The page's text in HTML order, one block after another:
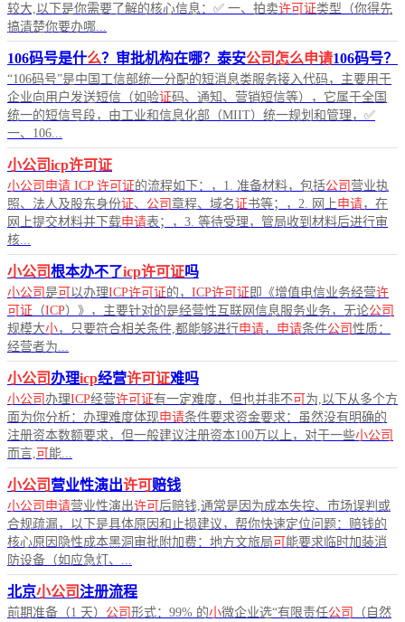
较大,以下是你需要了解的核心信息：✅ 一、拍卖许可证类型（你得先
搞清楚你要办哪...
106码号是什么？审批机构在哪？泰安公司怎么申请106码号？
“106码号”是中国工信部统一分配的短消息类服务接入代码，主要用于
企业向用户发送短信（如验证码、通知、营销短信等），它属于全国
统一的短信号段，由工业和信息化部（MIIT）统一规划和管理，✅
一、106...
小公司icp许可证
小公司申请 ICP 许可证的流程如下：，1. 准备材料，包括公司 营业执
照、法人及股东身份证、 公司章程、域名证书等；，2. 网上申请，在
网上提交材料并下载申请表；，3. 等待受理，管局收到材料后进行审
核...
小公司根本办不了icp许可证吗
小公司是可以办理ICP许可证的， ICP许可证即《增值电信业务经营许
可证 （ICP）》，主要针对的是经营性互联网信息服务业务，无论公司
规模大小，只要符合相关条件,都能够进行申请， 申请条件公司性质：
经营者为...
小公司办理icp经营许可证难吗
小公司办理ICP经营许可证有一定难度，但也并非不可为,以下从多个方
面为你分析：办理难度体现申请条件要求资金要求：虽然没有明确的
注册资本数额要求，但一般建议注册资本100万以上，对于一些小公司
而言, 可能...
小公司 营业性演出许可赔钱
小公司申请营业性演出许可后赔钱,通常是因为成本失控、市场误判或
合规疏漏，以下是具体原因和止损建议，帮你快速定位问题：赔钱的
核心原因隐性成本黑洞审批附加费：地方文旅局可能要求临时加装消
防设备（如应急灯、...
北京小公司注册流程
前期准备（1 天） 公司形式：99% 的小微企业选“有限责任公司
（自然